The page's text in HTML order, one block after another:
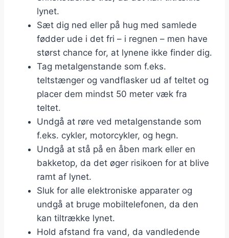
lynet.
Sæt dig ned eller på hug med samlede
fødder ude i det fri – i regnen – men have
størst chance for, at lynene ikke finder dig.
Tag metalgenstande som f.eks.
teltstænger og vandflasker ud af teltet og
placer dem mindst 50 meter væk fra
teltet.
Undgå at røre ved metalgenstande som
f.eks. cykler, motorcykler, og hegn.
Undgå at stå på en åben mark eller en
bakketop, da det øger risikoen for at blive
ramt af lynet.
Sluk for alle elektroniske apparater og
undgå at bruge mobiltelefonen, da den
kan tiltrække lynet.
Hold afstand fra vand, da vandledende